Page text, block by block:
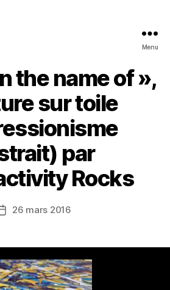
Menu
the name of »,
sur toile
par
Rocks
Date26 mars 2016